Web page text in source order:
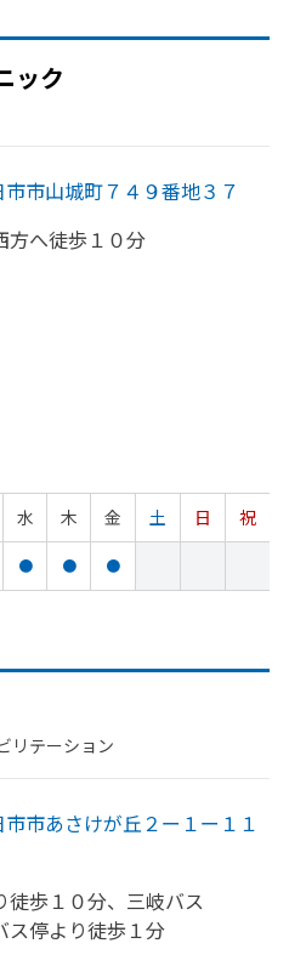
ック
市山城町７４９番地３７
方へ徒歩１０分
水 木 金 土 日
祝
● ● ●
リテーション
市あさけが丘２ー１ー１１
徒歩１０分、 三岐バス
ス停より徒歩１分